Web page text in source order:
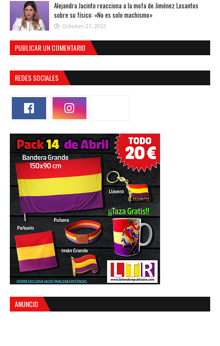
Alejandra Jacinto reacciona a la mofa de Jiménez Losantos
sobre su físico: «No es solo machismo»
October 21, 2022
PUBLICAR UN COMENTARIO
REDES SOCIALES
ANUNCIO